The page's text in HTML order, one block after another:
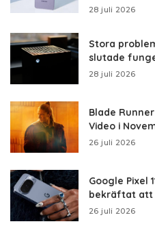
28 juli 2026
Stora
slutade
28 juli 2026
Blade
Video i
26 juli 2026
Google Pixel
bekräftat att
26 juli 2026